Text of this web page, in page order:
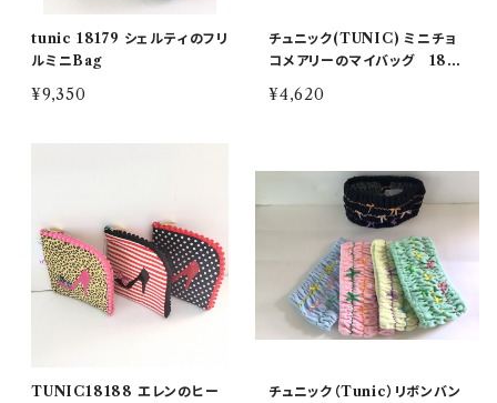
tunic 18179 シェルティのフリ
ルミニBag
¥9,350
チュニック(TUNIC) ミニチョ
コメアリーのマイバッグ 1813
2 A:C:D カラー
¥4,620
TUNIC18188 エレンのヒー
チュニック（Tunic）リボンバン